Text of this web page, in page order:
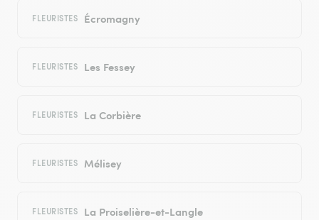
FLEURISTES Écromagny
FLEURISTES Les Fessey
FLEURISTES La Corbière
FLEURISTES Mélisey
FLEURISTES La Proiselière-et-Langle